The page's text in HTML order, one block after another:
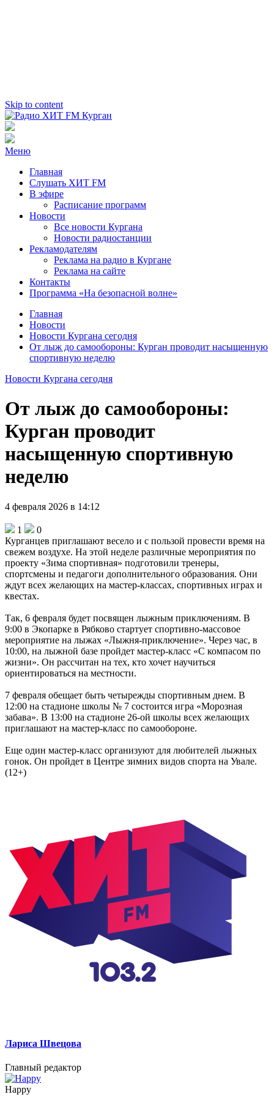
Skip to content
Радио ХИТ FM Курган
103.2 FM
Меню
Главная
Слушать ХИТ FM
В эфире
Расписание программ
Новости
Все новости Кургана
Новости радиостанции
Рекламодателям
Реклама на радио в Кургане
Реклама на сайте
Контакты
Программа «На безопасной волне»
Главная
Новости
Новости Кургана сегодня
От лыж до самообороны: Курган проводит насыщенную
спортивную неделю
Новости Кургана сегодня
От лыж до самообороны:
Курган проводит
насыщенную спортивную
неделю
4 февраля 2026 в 14:12
1
0
Курганцев приглашают весело и с пользой провести время на
свежем воздухе. На этой неделе различные мероприятия по
проекту «Зима спортивная» подготовили тренеры,
спортсмены и педагоги дополнительного образования. Они
ждут всех желающих на мастер-классах, спортивных играх и
квестах.
Так, 6 февраля будет посвящен лыжным приключениям. В
9:00 в Экопарке в Рябково стартует спортивно-массовое
мероприятие на лыжах «Лыжня-приключение». Через час, в
10:00, на лыжной базе пройдет мастер-класс «С компасом по
жизни». Он рассчитан на тех, кто хочет научиться
ориентироваться на местности.
7 февраля обещает быть четырежды спортивным днем. В
12:00 на стадионе школы № 7 состоится игра «Морозная
забава». В 13:00 на стадионе 26-ой школы всех желающих
приглашают на мастер-класс по самообороне.
Еще один мастер-класс организуют для любителей лыжных
гонок. Он пройдет в Центре зимних видов спорта на Увале.
(12+)
Лариса Швецова
Главный редактор
Happy